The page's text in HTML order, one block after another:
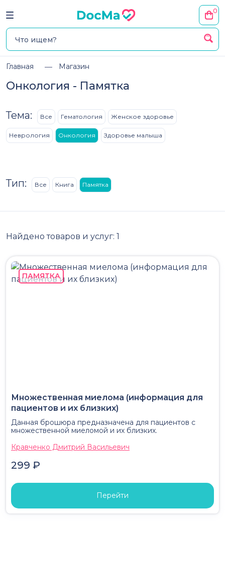
0
Главная Магазин
Онкология - Памятка
Тема: Все Гематология Женское здоровье
Неврология Онкология Здоровье малыша
Тип: Все Книга Памятка
Найдено товаров и услуг: 1
ПАМЯТКА
Множественная миелома (информация для
пациентов и их близких)
Данная брошюра предназначена для пациентов с
множественной миеломой и их близких.
Кравченко Дмитрий Васильевич
299 ₽
Перейти